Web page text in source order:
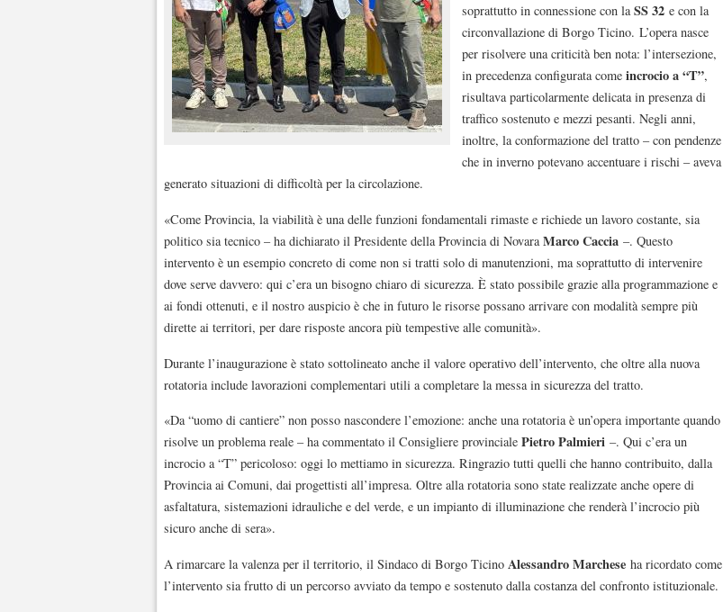
soprattutto in connessione con laSS 32 e con la
circonvallazione di Borgo Ticino. L’opera nasce
per risolvere una criticità ben nota: l’intersezione,
in precedenza configurata come incrocio a “T”,
risultava particolarmente delicata in presenza di
traffico sostenuto e mezzi pesanti. Negli anni,
inoltre, la conformazione del tratto – con pendenze
che in inverno potevano accentuare i rischi – aveva
generato situazioni di difficoltà per la circolazione.
«Come Provincia, la viabilità è una delle funzioni fondamentali rimaste e richiede un lavoro costante, sia
politico sia tecnico – ha dichiarato il Presidente della Provincia di NovaraMarco Caccia –. Questo
intervento è un esempio concreto di come non si tratti solo di manutenzioni, ma soprattutto di intervenire
dove serve davvero: qui c’era un bisogno chiaro di sicurezza. È stato possibile grazie alla programmazione e
ai fondi ottenuti, e il nostro auspicio è che in futuro le risorse possano arrivare con modalità sempre più
dirette ai territori, per dare risposte ancora più tempestive alle comunità».
Durante l’inaugurazione è stato sottolineato anche il valore operativo dell’intervento, che oltre alla nuova
rotatoria include lavorazioni complementari utili a completare la messa in sicurezza del tratto.
«Da “uomo di cantiere” non posso nascondere l’emozione: anche una rotatoria è un’opera importante quando
risolve un problema reale – ha commentato il Consigliere provinciale Pietro Palmieri –. Qui c’era un
incrocio a “T” pericoloso: oggi lo mettiamo in sicurezza. Ringrazio tutti quelli che hanno contribuito, dalla
Provincia ai Comuni, dai progettisti all’impresa. Oltre alla rotatoria sono state realizzate anche opere di
asfaltatura, sistemazioni idrauliche e del verde, e un impianto di illuminazione che renderà l’incrocio più
sicuro anche di sera».
A rimarcare la valenza per il territorio, il Sindaco di Borgo Ticino Alessandro Marchese ha ricordato come
l’intervento sia frutto di un percorso avviato da tempo e sostenuto dalla costanza del confronto istituzionale.